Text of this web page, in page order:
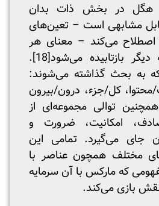
هگل در بخش ذات بدان
مشابهی است – تعین‌های
اصطلاح می‌کند – معنای هر
بازتابیده می‌شود[18]
.
که به بحث گذاشته می‌شوند:
کل/جزء، درون/بیرون
توالی مجموعه‌ای از
امکانیت، ضرورت و
جای می‌گیرد. تمامی این
مختلف همچون عناصر با
که مارکس با آن سرمایه
بازی می‌کند.